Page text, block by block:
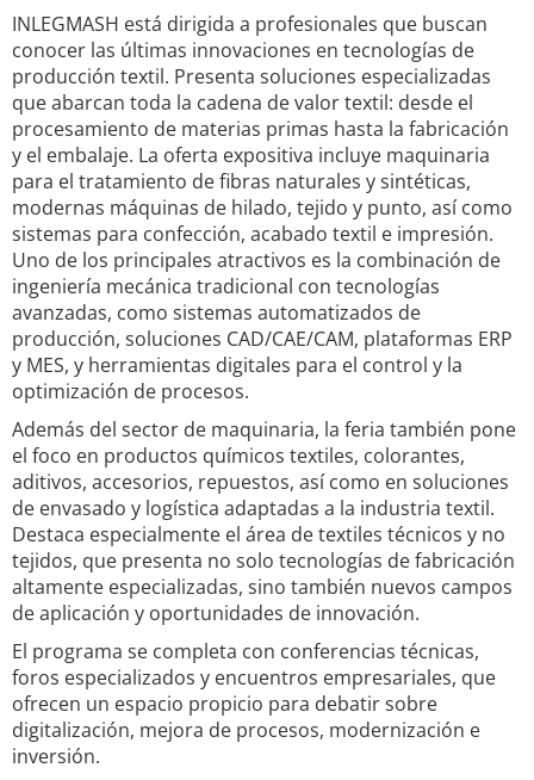
INLEGMASH está dirigida a profesionales que buscan
conocer las últimas innovaciones en tecnologías de
producción textil. Presenta soluciones especializadas
que abarcan toda la cadena de valor textil: desde el
procesamiento de materias primas hasta la fabricación
y el embalaje. La oferta expositiva incluye maquinaria
para el tratamiento de fibras naturales y sintéticas,
modernas máquinas de hilado, tejido y punto, así como
sistemas para confección, acabado textil e impresión.
Uno de los principales atractivos es la combinación de
ingeniería mecánica tradicional con tecnologías
avanzadas, como sistemas automatizados de
producción, soluciones CAD/CAE/CAM, plataformas ERP
y MES, y herramientas digitales para el control y la
optimización de procesos.
Además del sector de maquinaria, la feria también pone
el foco en productos químicos textiles, colorantes,
aditivos, accesorios, repuestos, así como en soluciones
de envasado y logística adaptadas a la industria textil.
Destaca especialmente el área de textiles técnicos y no
tejidos, que presenta no solo tecnologías de fabricación
altamente especializadas, sino también nuevos campos
de aplicación y oportunidades de innovación.
El programa se completa con conferencias técnicas,
foros especializados y encuentros empresariales, que
ofrecen un espacio propicio para debatir sobre
digitalización, mejora de procesos, modernización e
inversión.